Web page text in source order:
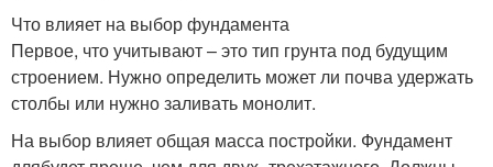
Что влияет на выбор фундамента
Первое, что учитывают – это тип грунта под будущим
строением. Нужно определить может ли почва удержать
столбы или нужно заливать монолит.
На выбор влияет общая масса постройки. Фундамент